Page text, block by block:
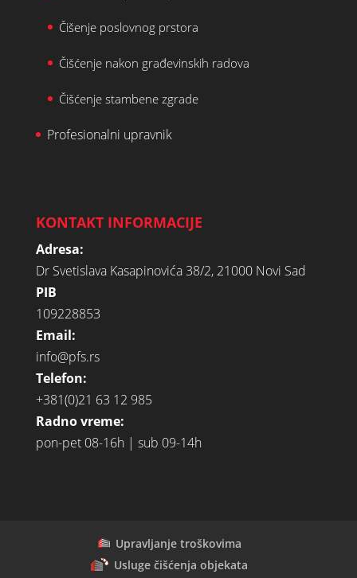
Čišenje poslovnog prstora
Čišćenje nakon građevinskih radova
Čišćenje stambene zgrade
Profesionalni upravnik
KONTAKT INFORMACIJE
Adresa:
Dr Svetislava Kasapinovića 38/2, 21000 Novi Sad
PIB
109228853
Email:
info@pfs.rs
Telefon:
+381(0)21 63 12 985
Radno vreme:
pon-pet 08-16h | sub 09-14h
Upravljanje troškovima
Usluge čišćenja objekata